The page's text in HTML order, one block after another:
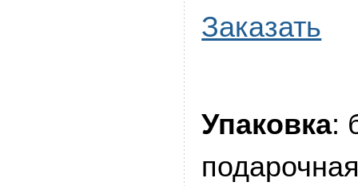
Заказать
Упаковка: